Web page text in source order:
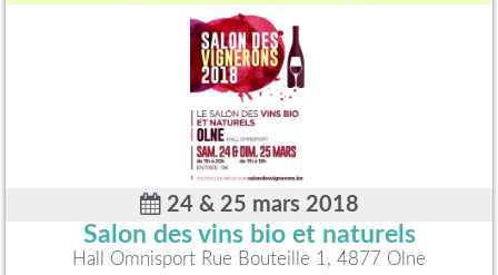
24 & 25 mars 2018
Salon des vins bio et naturels
Hall Omnisport Rue Bouteille 1, 4877 Olne